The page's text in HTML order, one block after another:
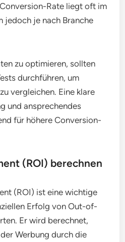
Rate liegt oft im
jedoch je nach Branche
zu optimieren, sollten
durchführen, um
vergleichen. Eine klare
und ansprechendes
für höhere Conversion-
(ROI) berechnen
(ROI) ist eine wichtige
Erfolg von Out-of-
Er wird berechnet,
Werbung durch die